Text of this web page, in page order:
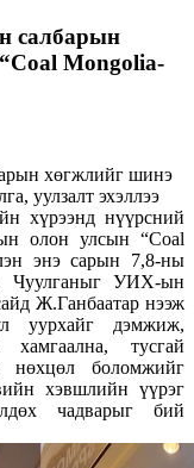
салбарын
Mongolia-
хүрээнд нүүрсний
олон улсын “Coal
энэ сарын 7,8-ны
Чуулганыг УИХ-ын
Ж.Ганбаатар нээж
уурхайг дэмжиж,
тусгай
нөхцөл боломжийг
хэвшлийн үүрэг
чадварыг бий